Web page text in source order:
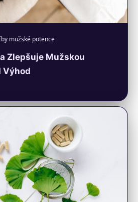
mužské potence
Zlepšuje Mužskou
Výhod